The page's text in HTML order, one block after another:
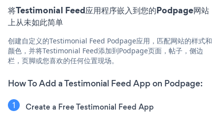
将Testimonial Feed应用程序嵌入到您的Podpage网站
上从未如此简单
创建自定义的Testimonial Feed Podpage应用，匹配网站的样式和
颜色，并将Testimonial Feed添加到Podpage页面，帖子，侧边
栏，页脚或您喜欢的任何位置现场。
How To Add a Testimonial Feed App on Podpage:
Create a Free Testimonial Feed App